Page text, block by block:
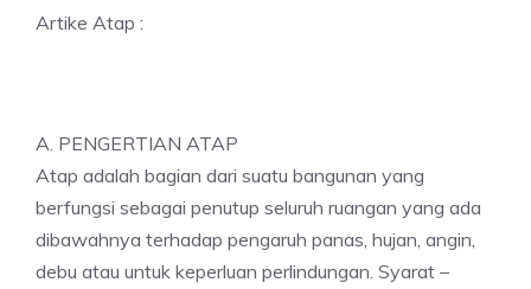
Artike Atap :
A. PENGERTIAN ATAP
Atap adalah bagian dari suatu bangunan yang
berfungsi sebagai penutup seluruh ruangan yang ada
dibawahnya terhadap pengaruh panas, hujan, angin,
debu atau untuk keperluan perlindungan. Syarat –